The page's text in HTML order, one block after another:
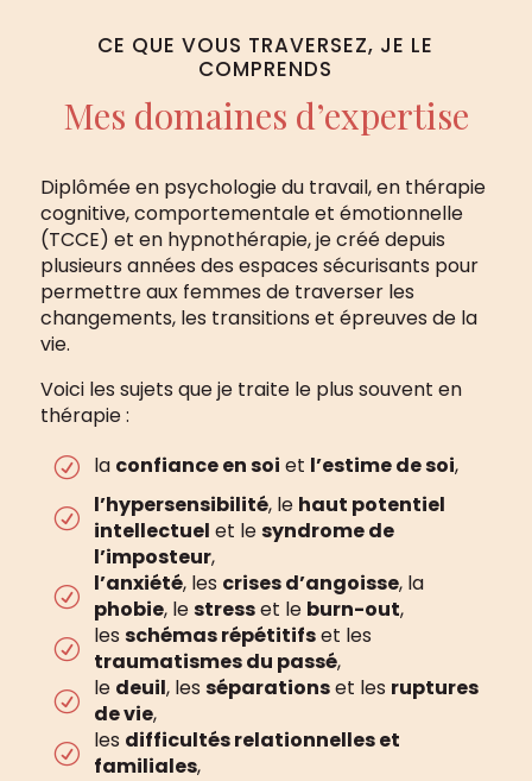
CE QUE VOUS TRAVERSEZ, JE LE
COMPRENDS
Mes domaines d’expertise
Diplômée en psychologie du travail, en thérapie
cognitive, comportementale et émotionnelle
(TCCE) et en hypnothérapie, je créé depuis
plusieurs années des espaces sécurisants pour
permettre aux femmes de traverser les
changements, les transitions et épreuves de la
vie.
Voici les sujets que je traite le plus souvent en
thérapie :
R la confiance en soi et l’estime de soi,
R l’hypersensibilité, le haut potentiel
intellectuel et lesyndrome de
l’imposteur,
R l’anxiété, les crises d’angoisse, la
phobie, lestresset le burn-out,
R les schémas répétitifset les
traumatismes du passé,
R le deuil, les séparationset les ruptures
de vie,
R les difficultés relationnelles et
familiales,